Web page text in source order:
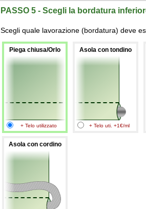
PASSO 5 - Scegli la bordatura
Scegli quale lavorazione (bordatura) deve
Piega chiusa/Orlo
+ Telo utilizzato
Asola con tondino
+ Telo uti. +1€/ml
Asola con cordino